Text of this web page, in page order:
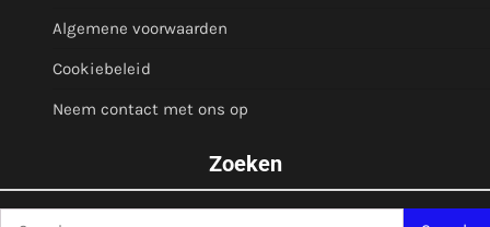
Algemene voorwaarden
Cookiebeleid
Neem contact met ons op
Zoeken